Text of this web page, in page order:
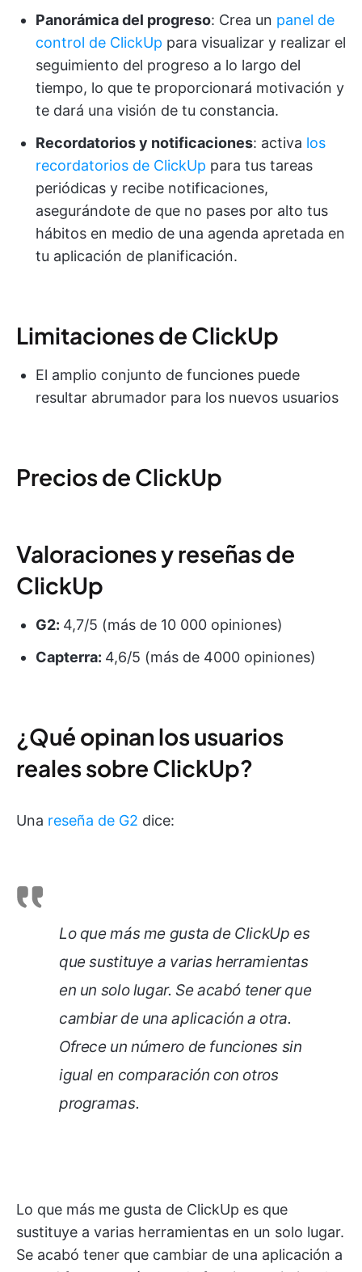
Panorámica del progreso: Crea un panel de
control de ClickUp para visualizar y realizar el
seguimiento del progreso a lo largo del
tiempo, lo que te proporcionará motivación y
te dará una visión de tu constancia.
Recordatorios y notificaciones: activa los
recordatorios de ClickUp para tus tareas
periódicas y recibe notificaciones,
asegurándote de que no pases por alto tus
hábitos en medio de una agenda apretada en
tu aplicación de planificación.
Limitaciones de ClickUp
El amplio conjunto de funciones puede
resultar abrumador para los nuevos usuarios
Precios de ClickUp
Valoraciones y reseñas de
ClickUp
G2: 4,7/5 (más de 10 000 opiniones)
Capterra: 4,6/5 (más de 4000 opiniones)
¿Qué opinan los usuarios
reales sobre ClickUp?
Una reseña de G2 dice:
Lo que más me gusta de ClickUp es
que sustituye a varias herramientas
en un solo lugar. Se acabó tener que
cambiar de una aplicación a otra.
Ofrece un número de funciones sin
igual en comparación con otros
programas.
Lo que más me gusta de ClickUp es que
sustituye a varias herramientas en un solo lugar.
Se acabó tener que cambiar de una aplicación a